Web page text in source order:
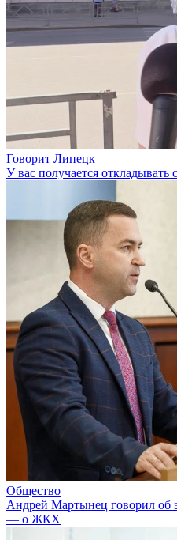
Говорит Липецк
У вас получается откладывать
Общество
Андрей Мартынец говорил об
— о ЖКХ